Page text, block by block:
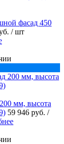
фасад 450
/ шт
мм, высота
59 946 руб. /